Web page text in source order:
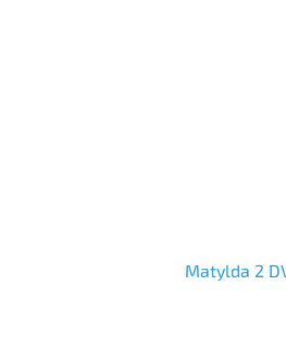
Matylda 2